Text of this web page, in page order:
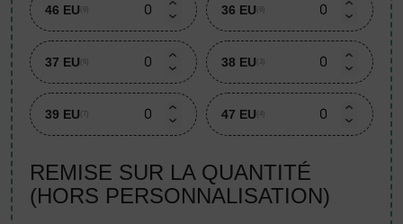
46 EU 36 EU
37 EU 38 EU (3)
39 EU (7) 47 EU
REMISE SUR LA QUANTITÉ
(HORS PERSONNALISATION)